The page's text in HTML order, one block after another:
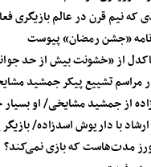
که نیم قرن در عالم بازیگری
«جشن رمضان» پیوست
از «خشونت بیش از حد
مراسم تشییع پیکر جمشید
از جمشید مشایخی/ او بسیار
با داریوش اسدزاده/
مدت‌هاست که بازی نمی‌کند؟